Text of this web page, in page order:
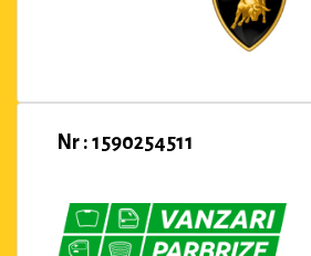
Nr : 1590254511